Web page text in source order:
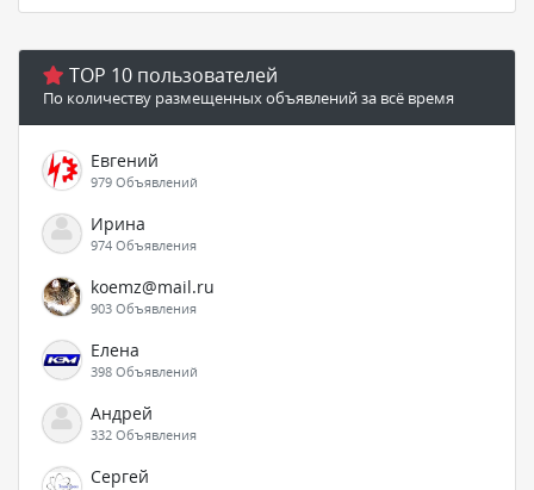
TOP 10 пользователей
По количеству размещенных объявлений за всё время
Евгений
979 Объявлений
Ирина
974 Объявления
koemz@mail.ru
903 Объявления
Елена
398 Объявлений
Андрей
332 Объявления
Сергей